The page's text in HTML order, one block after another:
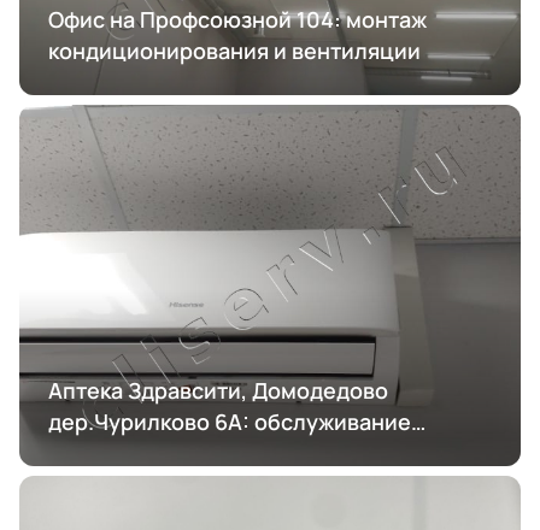
Офис на Профсоюзной 104: монтаж
кондиционирования и вентиляции
Аптека Здравсити, Домодедово
дер.Чурилково 6А: обслуживание